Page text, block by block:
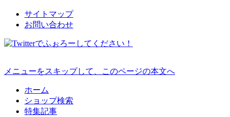
サイトマップ
お問い合わせ
メニューをスキップして、このページの本文へ
ホーム
ショップ検索
特集記事